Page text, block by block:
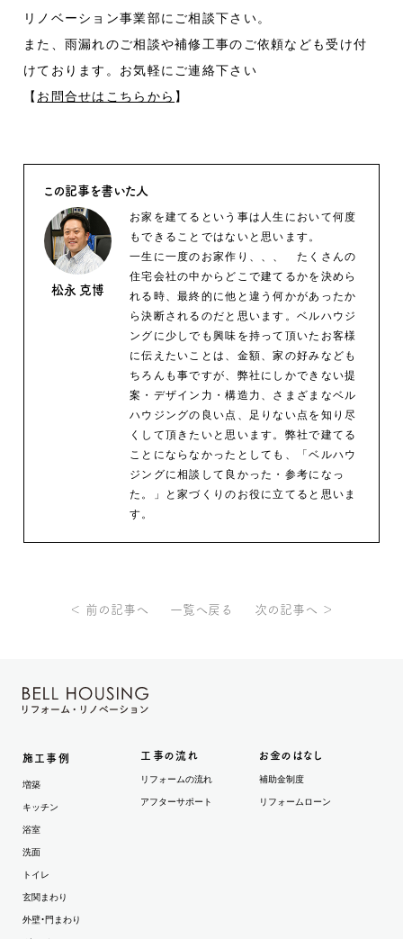
リノベーション事業部にご相談下さい。
また、雨漏れのご相談や補修工事のご依頼なども受け付
けております。お気軽にご連絡下さい
【 お問合せはこちらから 】
この記事を書いた人
松永 克博
お家を建てるという事は人生において何度
もできることではないと思います。
一生に一度のお家作り、、、 たくさんの
住宅会社の中からどこで建てるかを決めら
れる時、最終的に他と違う何かがあったか
ら決断されるのだと思います。ベルハウジ
ングに少しでも興味を持って頂いたお客様
に伝えたいことは、金額、家の好みなども
ちろんも事ですが、弊社にしかできない提
案・デザイン力・構造力、さまざまなベル
ハウジングの良い点、足りない点を知り尽
くして頂きたいと思います。弊社で建てる
ことにならなかったとしても、「ベルハウ
ジングに相談して良かった・参考になっ
た。」と家づくりのお役に立てると思いま
す。
＜ 前の記事へ 一覧へ戻る 次の記事へ ＞
施工事例
増築
キッチン
浴室
洗面
トイレ
玄関まわり
外壁・門まわり
工事の流れ
リフォームの流れ
アフターサポート
お金のはなし
補助金制度
リフォームローン